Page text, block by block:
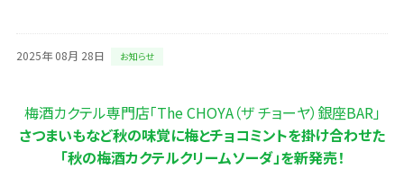
2025年 08月 28日 お知らせ
梅酒カクテル専門店「The CHOYA（ザ チョーヤ）銀座BAR」
さつまいもなど秋の味覚に梅とチョコミントを掛け合わせた
「秋の梅酒カクテルクリームソーダ」を新発売！